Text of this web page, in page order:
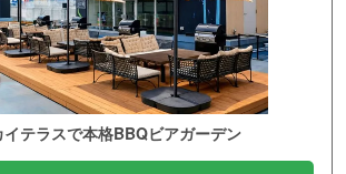
テラスで本格BBQビアガーデン